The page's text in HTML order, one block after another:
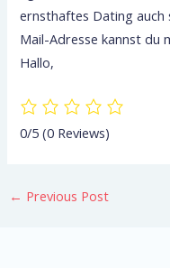
ernsthaftes Dating auch
Mail-Adresse kannst du
Hallo,
0/5(0 Reviews)
← Previous Post